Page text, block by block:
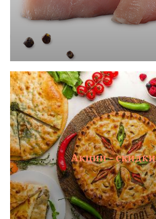
Акции - скидки